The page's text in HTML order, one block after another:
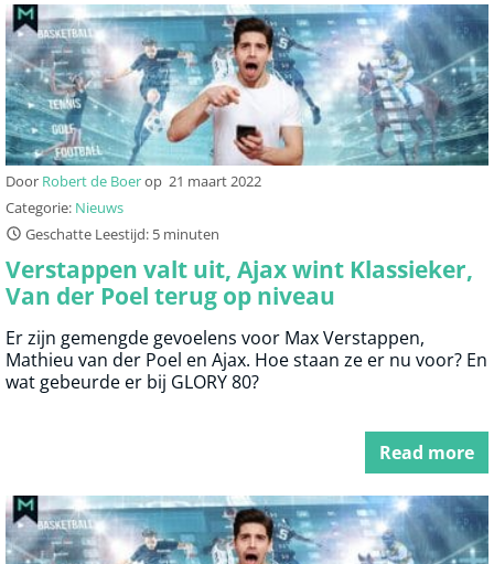
Door Robert de Boerop 21 maart 2022
Categorie: Nieuws
Geschatte Leestijd: 5 minuten
Verstappen valt uit, Ajax wint Klassieker,
Van der Poel terug op niveau
Er zijn gemengde gevoelens voor Max Verstappen,
Mathieu van der Poel en Ajax. Hoe staan ze er nu voor? En
wat gebeurde er bij GLORY 80?
Read more